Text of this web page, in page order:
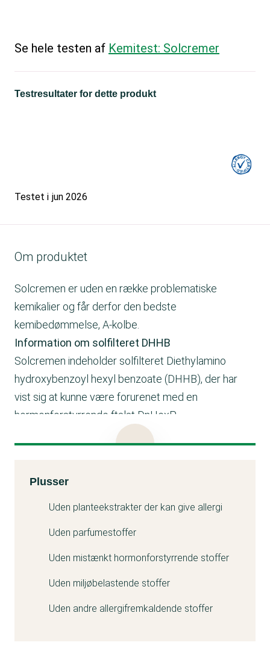
Se hele testen af Kemitest: Solcremer
Testresultater for dette produkt
Testet i jun 2026
Om produktet
Solcremen er uden en række problematiske
kemikalier og får derfor den bedste
kemibedømmelse, A-kolbe.
Information om solfilteret DHHB
Solcremen indeholder solfilteret Diethylamino
hydroxybenzoyl hexyl benzoate (DHHB), der har
vist sig at kunne være forurenet med en
hormonforstyrrende ftalat DnHexP .
EU har fastsat en grænse for forureningen, der skal
Karo Healthcare har for nyligt her i 2026 reduceret
grænsen af ftalaten i Diethylamino hydroxybenzoyl
hexyl phthalate (DnHxP). Begge dele overholder de
den kommende lovgivning.
Læs mere i testartiklen om solcreme
Kemitest
Plusser
Uden planteekstrakter der kan give allergi
Uden parfumestoffer
Uden mistænkt hormonforstyrrende stoffer
Uden miljøbelastende stoffer
Uden andre allergifremkaldende stoffer